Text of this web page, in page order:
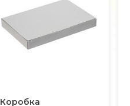
Коробка